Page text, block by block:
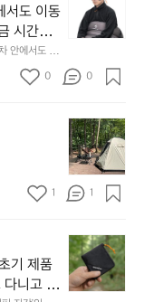
서도 이동
시간이
눈을 가
Polarte
니다.
만의 밤
안에서도  누
때는 차분하
Wind
내
던
방
도
자
연
속
에
의
휴
식
에
0 0
첫
모
토
솔
캠
☺️
미
니
미
1 1
기 제품
다니고 싶
이
걸
처
음